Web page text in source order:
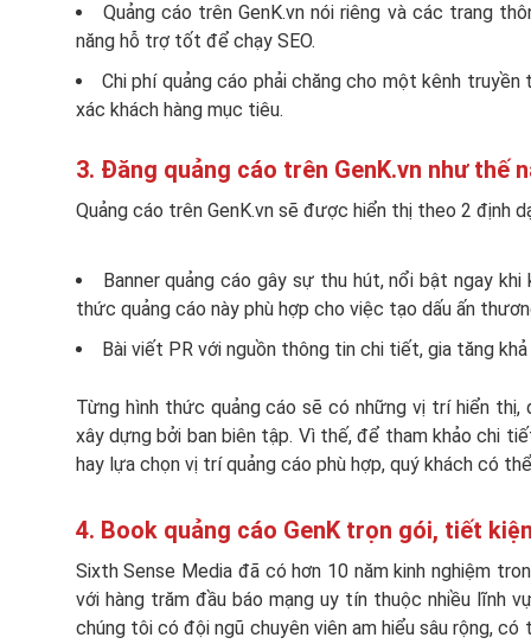
Quảng cáo trên GenK.vn nói riêng và các trang
năng hỗ trợ tốt để chạy SEO.
Chi phí quảng cáo phải chăng cho một kênh
xác khách hàng mục tiêu.
3. Đăng quảng cáo trên GenK.vn như thế
Quảng cáo trên GenK.vn sẽ được hiển thị theo 2 định
Banner quảng cáo gây sự thu hút, nổi bật ngay
thức quảng cáo này phù hợp cho việc tạo dấu ấn
Bài viết PR với nguồn thông tin chi tiết, gia tăng
Từng hình thức quảng cáo sẽ có những vị trí hiển
xây dựng bởi ban biên tập. Vì thế, để tham khảo chi
hay lựa chọn vị trí quảng cáo phù hợp, quý khách có
4. Book quảng cáo GenK trọn gói, tiết
Sixth Sense Media đã có hơn 10 năm kinh nghiệm
với hàng trăm đầu báo mạng uy tín thuộc nhiều lĩnh
chúng tôi có đội ngũ chuyên viên am hiểu sâu rộng,